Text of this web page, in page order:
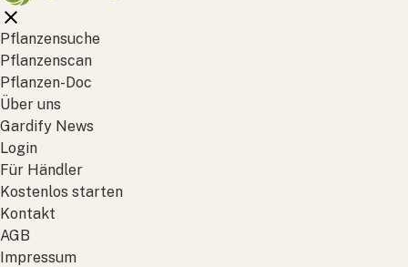
Pflanzensuche
Pflanzenscan
Pflanzen-Doc
Über uns
Gardify News
Login
Für Händler
Kostenlos starten
Kontakt
AGB
Impressum